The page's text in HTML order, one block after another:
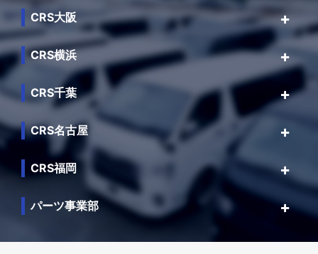
CRS大阪
CRS横浜
CRS千葉
CRS名古屋
CRS福岡
パーツ事業部